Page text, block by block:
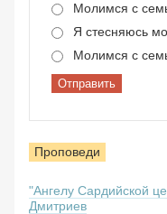
Молимся с
Я стесняюсь
Молимся с
Отправить
Проповеди
"Ангелу Сардийской
Дмитриев